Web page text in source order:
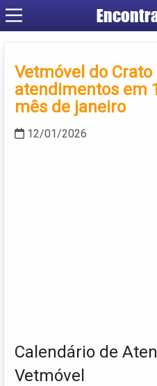
Vetmóvel do
atendimentos em
mês de janeiro
12/01/2026
Calendário de
Vetmóvel